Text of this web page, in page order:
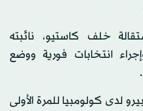
خلف كاستيو، نائبته
انتخابات فورية ووضع
لدى كولومبيا للمرة الأولى